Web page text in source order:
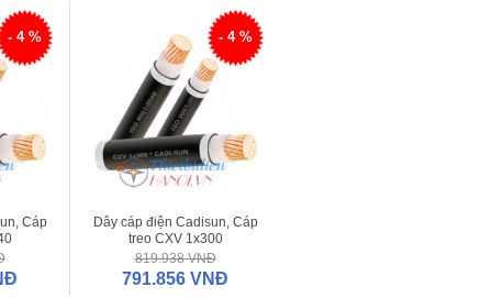
- 4 %
Cáp
- 4 %
Dây cáp điện Cadisun, Cáp
treo CXV 1x300
819.938 VNĐ
791.856 VNĐ